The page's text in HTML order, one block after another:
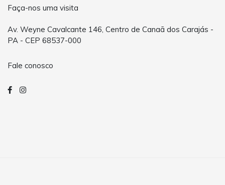
Faça-nos uma visita
Av. Weyne Cavalcante 146, Centro de Canaã dos Carajás -
PA - CEP 68537-000
Fale conosco